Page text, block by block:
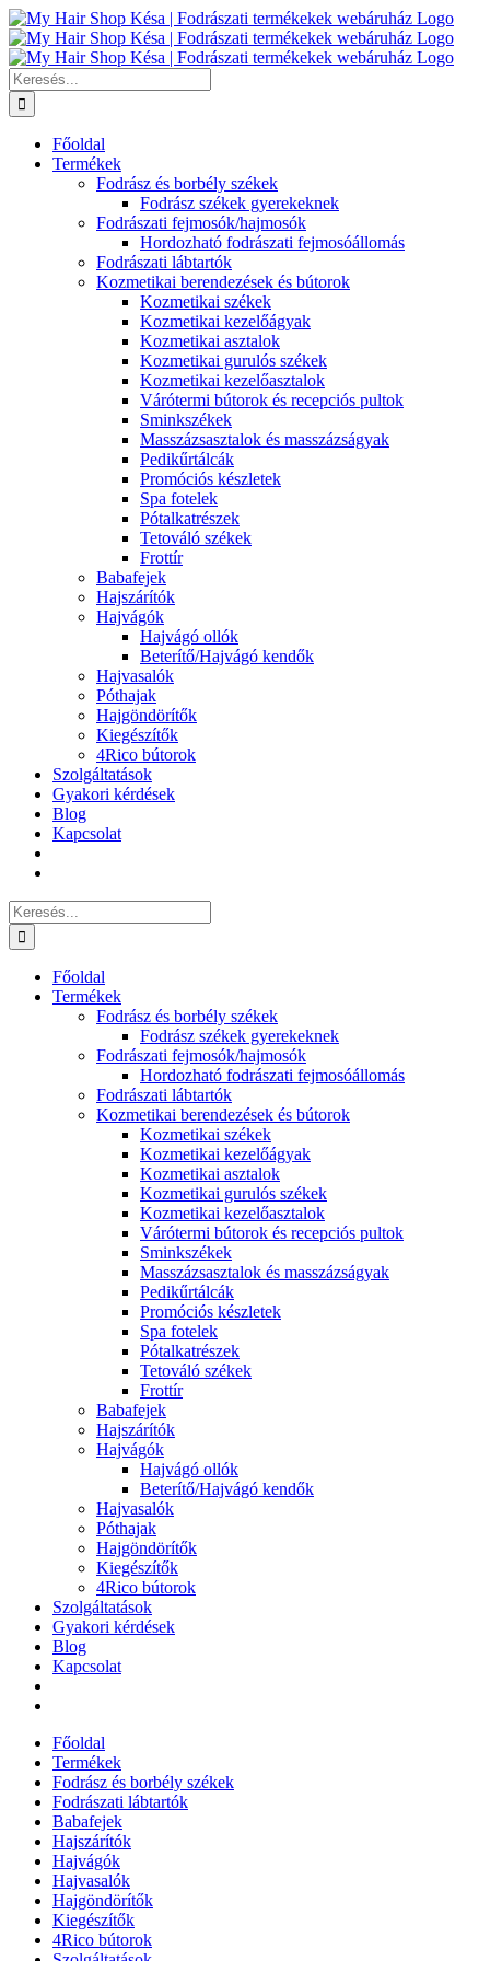
Kihagyás
Keresés...
Főoldal
Termékek
Fodrász és borbély székek
Fodrász székek gyerekeknek
Fodrászati fejmosók/hajmosók
Hordozható fodrászati fejmosóállomás
Fodrászati lábtartók
Kozmetikai berendezések és bútorok
Kozmetikai székek
Kozmetikai kezelőágyak
Kozmetikai asztalok
Kozmetikai gurulós székek
Kozmetikai kezelőasztalok
Várótermi bútorok és recepciós pultok
Sminkszékek
Masszázsasztalok és masszázságyak
Pedikűrtálcák
Promóciós készletek
Spa fotelek
Pótalkatrészek
Tetováló székek
Frottír
Babafejek
Hajszárítók
Hajvágók
Hajvágó ollók
Beterítő/Hajvágó kendők
Hajvasalók
Póthajak
Hajgöndörítők
Kiegészítők
4Rico bútorok
Szolgáltatások
Gyakori kérdések
Blog
Kapcsolat
Keresés...
Főoldal
Termékek
Fodrász és borbély székek
Fodrász székek gyerekeknek
Fodrászati fejmosók/hajmosók
Hordozható fodrászati fejmosóállomás
Fodrászati lábtartók
Kozmetikai berendezések és bútorok
Kozmetikai székek
Kozmetikai kezelőágyak
Kozmetikai asztalok
Kozmetikai gurulós székek
Kozmetikai kezelőasztalok
Várótermi bútorok és recepciós pultok
Sminkszékek
Masszázsasztalok és masszázságyak
Pedikűrtálcák
Promóciós készletek
Spa fotelek
Pótalkatrészek
Tetováló székek
Frottír
Babafejek
Hajszárítók
Hajvágók
Hajvágó ollók
Beterítő/Hajvágó kendők
Hajvasalók
Póthajak
Hajgöndörítők
Kiegészítők
4Rico bútorok
Szolgáltatások
Gyakori kérdések
Blog
Kapcsolat
Főoldal
Termékek
Fodrász és borbély székek
Fodrászati lábtartók
Babafejek
Hajszárítók
Hajvágók
Hajvasalók
Hajgöndörítők
Kiegészítők
4Rico bútorok